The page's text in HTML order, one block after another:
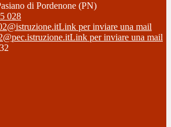
di Pordenone (PN)
028
Link per inviare una mail
Link per inviare una mail